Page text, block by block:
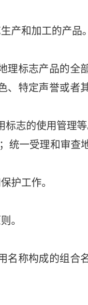
产和加工的产品。
理标志产品的全
、特定声誉或者
志的使用管理等
统一受理和审查
护工作。
。
名称构成的组合